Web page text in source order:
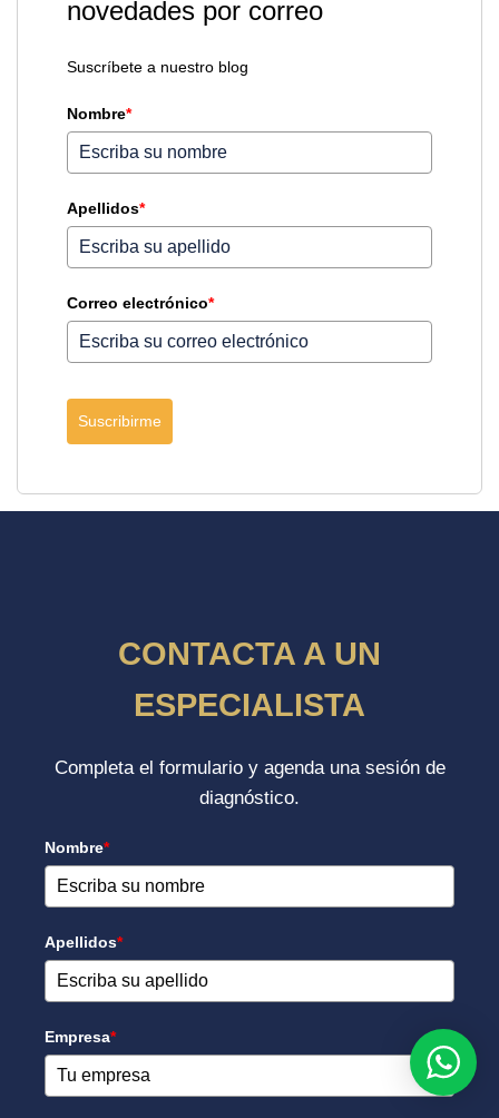
novedades por correo
Suscríbete a nuestro blog
Nombre*
Apellidos*
Correo electrónico*
Suscribirme
CONTACTA A UN
ESPECIALISTA
Completa el formulario y agenda una sesión de
diagnóstico.
Nombre*
Apellidos*
Empresa*